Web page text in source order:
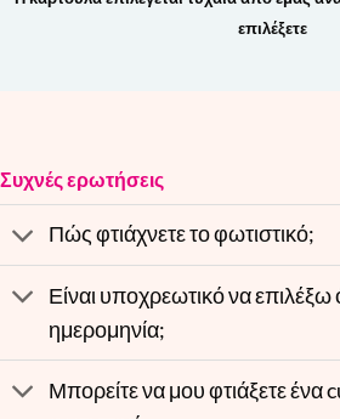
επιλέξετε
Συχνές ερωτήσεις
Πώς φτιάχνετε το φωτιστικό;
Είναι υποχρεωτικό να επιλέξω
ημερομηνία;
Μπορείτε να μου φτιάξετε ένα